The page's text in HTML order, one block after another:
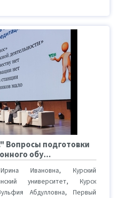
Вопросы подготовки
обу...
Ивановна, Курский
университет, Курск
Абдулловна, Первый